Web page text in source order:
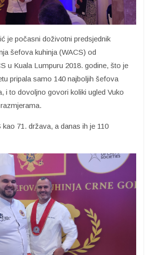
je počasni doživotni predsjednik
šefova kuhinja (WACS) od
u Kuala Lumpuru 2018. godine, što je
pripala samo 140 najboljih šefova
i to dovoljno govori koliki ugled Vuko
71. država, a danas ih je 110